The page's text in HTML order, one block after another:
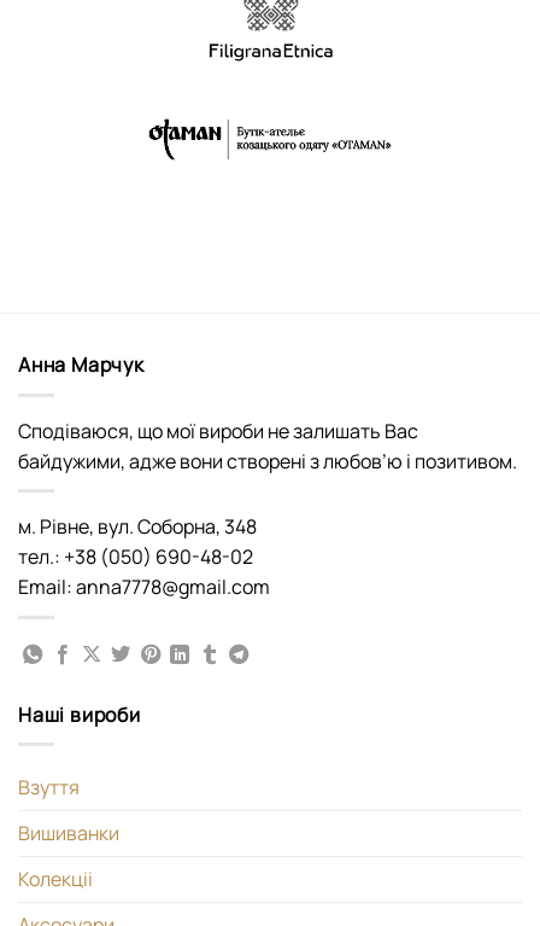
Анна Марчук
Сподіваюся, що мої вироби не залишать Вас
байдужими, адже вони створені з любов’ю і позитивом.
м. Рівне, вул. Соборна, 348
тел.: +38 (050) 690-48-02
Email: anna7778@gmail.com
Наші вироби
Взуття
Вишиванки
Колекціі